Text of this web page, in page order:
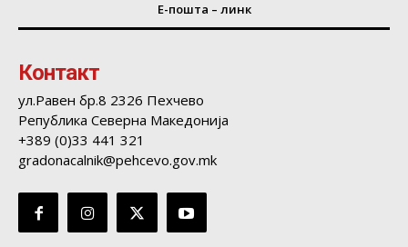
Е-пошта – линк
Контакт
ул.Равен бр.8 2326 Пехчево
Република Северна Македонија
+389 (0)33 441 321
gradonacalnik@pehcevo.gov.mk